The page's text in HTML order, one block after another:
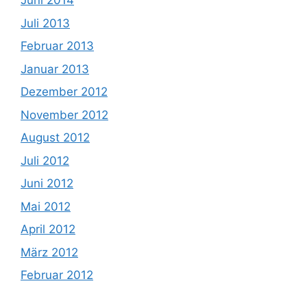
Juli 2013
Februar 2013
Januar 2013
Dezember 2012
November 2012
August 2012
Juli 2012
Juni 2012
Mai 2012
April 2012
März 2012
Februar 2012